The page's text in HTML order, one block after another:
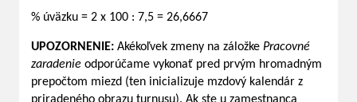
% úväzku = 2 x 100 : 7,5 = 26,6667
UPOZORNENIE: Akékoľvek zmeny na záložke Pracovné
zaradenie odporúčame vykonať pred prvým hromadným
prepočtom miezd (ten inicializuje mzdový kalendár z
priradeného obrazu turnusu). Ak ste u zamestnanca